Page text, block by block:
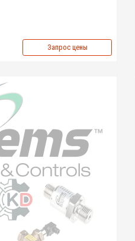
Запрос цены